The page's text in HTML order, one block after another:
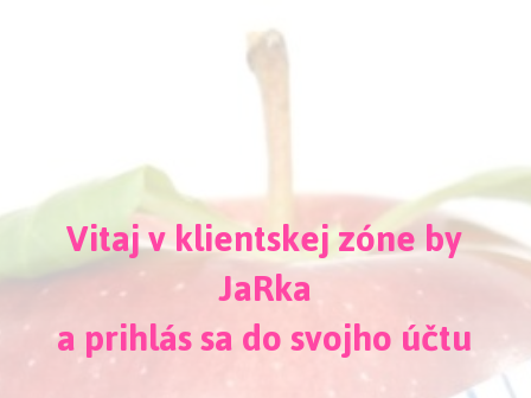
Vitaj v klientskej zóne by
JaRka
a prihlás sa do svojho účtu